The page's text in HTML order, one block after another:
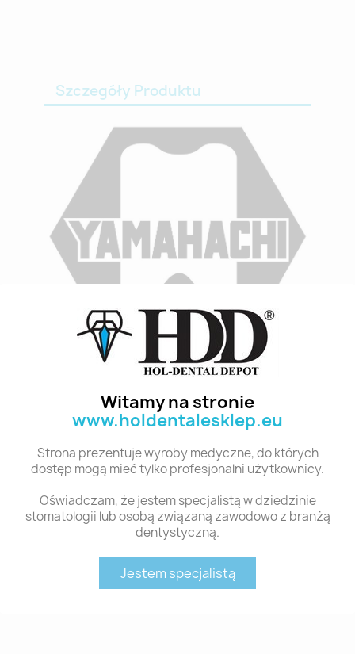
Witamy na stronie
www.holdentalesklep.eu
Strona prezentuje wyroby medyczne, do których
dostęp mogą mieć tylko profesjonalni użytkownicy.
Oświadczam, że jestem specjalistą w dziedzinie
stomatologii lub osobą związaną zawodowo z branżą
dentystyczną.
Jestem specjalistą
Szczegóły Produktu
A1 M33G 8
Polecane produkty z tej kategorii